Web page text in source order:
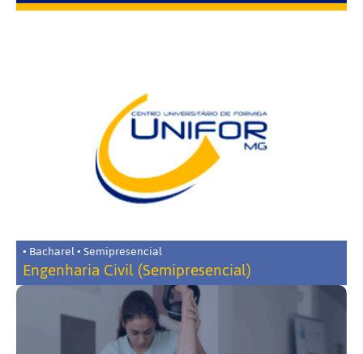
• Bacharel • Semipresencial
Engenharia Civil (Semipresencial)